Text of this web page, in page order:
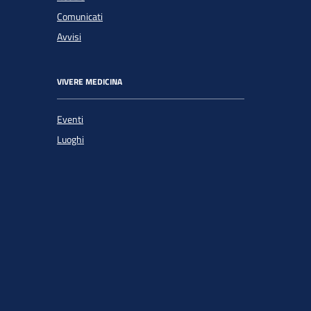
Comunicati
Avvisi
VIVERE MEDICINA
Eventi
Luoghi